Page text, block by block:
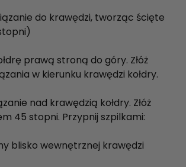
do krawędzi, tworząc ścięte
prawą stroną do góry. Złóż
w kierunku krawędzi kołdry.
nad krawędzią kołdry. Złóż
45 stopni. Przypnij szpilkami:
blisko wewnętrznej krawędzi